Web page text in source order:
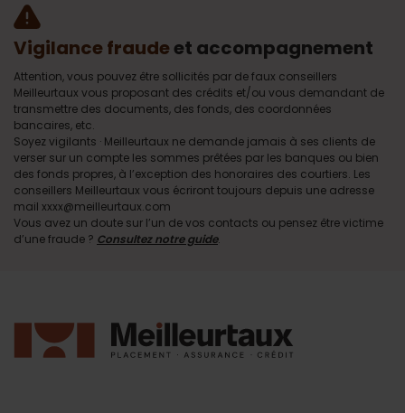
Vigilance fraudeet accompagnement
Attention, vous pouvez être sollicités par de faux conseillers
Meilleurtaux vous proposant des crédits et/ou vous demandant de
transmettre des documents, des fonds, des coordonnées
bancaires, etc.
Soyez vigilants · Meilleurtaux ne demande jamais à ses clients de
verser sur un compte les sommes prêtées par les banques ou bien
des fonds propres, à l’exception des honoraires des courtiers. Les
conseillers Meilleurtaux vous écriront toujours depuis une adresse
mail xxxx@meilleurtaux.com
Vous avez un doute sur l’un de vos contacts ou pensez être victime
d’une fraude ? Consultez notre guide.